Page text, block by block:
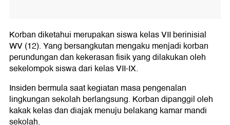
Korban diketahui merupakan siswa kelas VII berinisial
WV (12). Yang bersangkutan mengaku menjadi korban
perundungan dan kekerasan fisik yang dilakukan oleh
sekelompok siswa dari kelas VII-IX.
Insiden bermula saat kegiatan masa pengenalan
lingkungan sekolah berlangsung. Korban dipanggil oleh
kakak kelas dan diajak menuju belakang kamar mandi
sekolah.